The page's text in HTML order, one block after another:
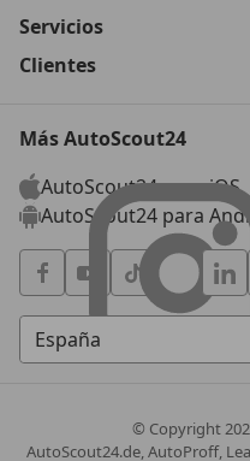
Servicios
Clientes
Más AutoScout24
AutoScout24 para iOS
AutoScout24 para
© Copyright
AutoScout24.de, AutoProff,